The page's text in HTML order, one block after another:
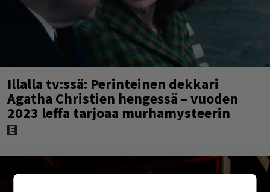
Illalla tv:ssä: Perinteinen dekkari
Agatha Christien hengessä – vuoden
2023 leffa tarjoaa murhamysteerin